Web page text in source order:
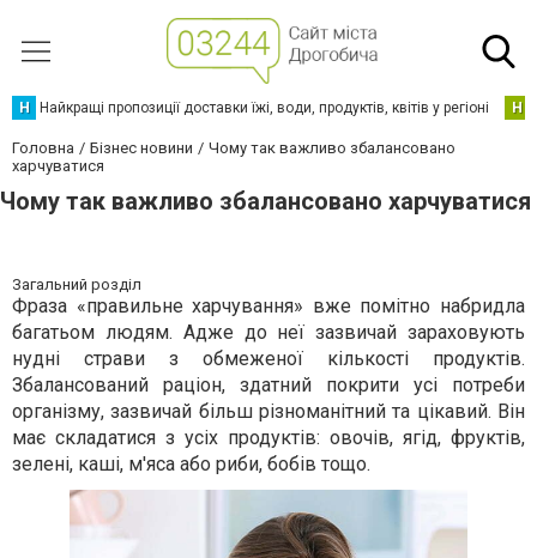
Н Найкращі пропозиції доставки їжі, води, продуктів, квітів у регіоні Н
Головна Бізнес новини
Чому так важливо збалансовано
харчуватися
Чому так важливо збалансовано харчуватися
Загальний розділ
Фраза «правильне харчування» вже помітно набридла
багатьом людям. Адже до неї зазвичай зараховують
нудні страви з обмеженої кількості продуктів.
Збалансований раціон, здатний покрити усі потреби
організму, зазвичай більш різноманітний та цікавий. Він
має складатися з усіх продуктів: овочів, ягід, фруктів,
зелені, каші, м'яса або риби, бобів тощо.